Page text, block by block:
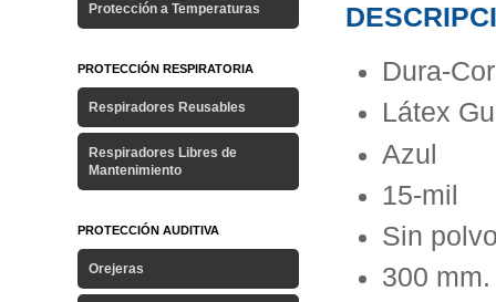
Dura-
Látex
Azul
15-mil
Sin
300
Protección a Temperaturas
PROTECCIÓN RESPIRATORIA
Respiradores Reusables
Respiradores Libres de
Mantenimiento
PROTECCIÓN AUDITIVA
Orejeras